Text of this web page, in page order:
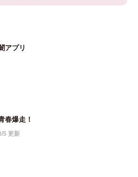
アプリ
春爆走！
5 更新